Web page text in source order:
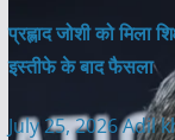
प्रह्लाद जोशी को मिला
इस्तीफे के बाद फैसला
July 25, 2026Adil